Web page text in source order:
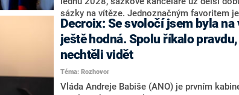
nepřítel, ale soupeř.
sázky na vítěze. Jednoznačným favoritem je
hlava státu Petr Pavel. Daleko za ním pak
zmiňují dva výrazné politiky ANO, tedy
Andreje Babiše a ministra průmyslu Karla
Oblíbeným tipem samotných sázkařů je
Motoristy Filip Turek. Politolog Jan Kubáček
o případné kandidatuře kohokoliv ze
Decroix: Se svoločí jsem byla na
ještě hodná. Spolu říkalo
nechtěli vidět
Téma: Rozhovor
Vláda Andreje Babiše (ANO) je prvním